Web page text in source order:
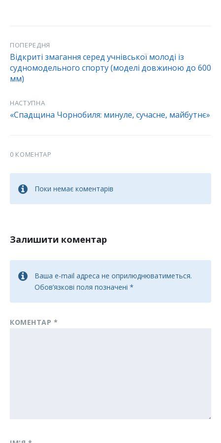
ПОПЕРЕДНЯ
Відкриті змагання серед учнівської молоді із
судномодельного спорту (моделі довжиною до 600
мм)
НАСТУПНА
«Спадщина Чорнобиля: минуле, сучасне, майбутнє»
0 КОМЕНТАР
Поки немає коментарів
Залишити коментар
Ваша e-mail адреса не оприлюднюватиметься.
Обов’язкові поля позначені *
КОМЕНТАР*